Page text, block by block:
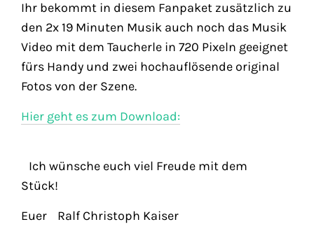
Ihr bekommt in diesem Fanpaket zusätzlich zu
den 2x 19 Minuten Musik auch noch das Musik
Video mit dem Taucherle in 720 Pixeln geeignet
fürs Handy und zwei hochauflösende original
Fotos von der Szene.
Hier geht es zum Download:
Ich wünsche euch viel Freude mit dem
Stück!
Euer Ralf Christoph Kaiser